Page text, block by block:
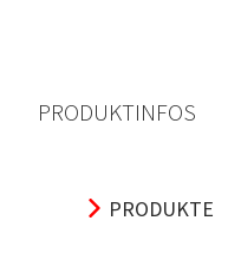
PRODUKTINFOS
PRODUKTE